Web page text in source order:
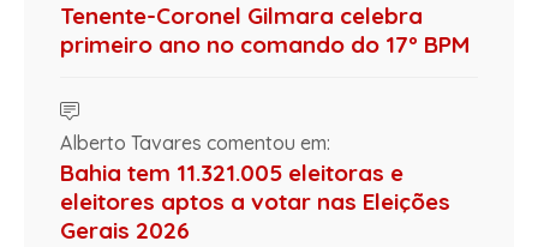
Tenente-Coronel Gilmara celebra
primeiro ano no comando do 17º BPM
Alberto Tavares comentou em:
Bahia tem 11.321.005 eleitoras e
eleitores aptos a votar nas Eleições
Gerais 2026